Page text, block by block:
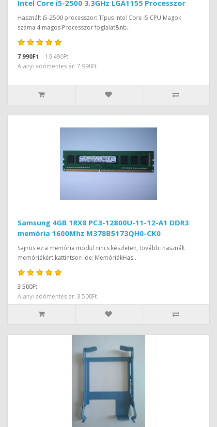
Intel Core i5-2500 3.3GHz LGA1155 Processzor
Használt i5-2500 processzor: Típus Intel Core i5 CPU Magok
száma 4 magos Processzor foglalat&nb..
7 990Ft
10 490Ft
Alanyi adómentes ár: 7 990Ft
Samsung 4GB 1RX8 PC3-12800U-11-12-A1 DDR3
memória 1600Mhz M378B5173QH0-CK0
Sajnos ez a memória modul nincs készleten, további használt
memóriákért kattintson ide: MemóriákHas..
3 500Ft
Alanyi adómentes ár: 3 500Ft